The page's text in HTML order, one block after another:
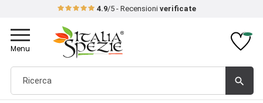
4.9/5 - Recensioni verificate
search
Toggle
navigation
Menu